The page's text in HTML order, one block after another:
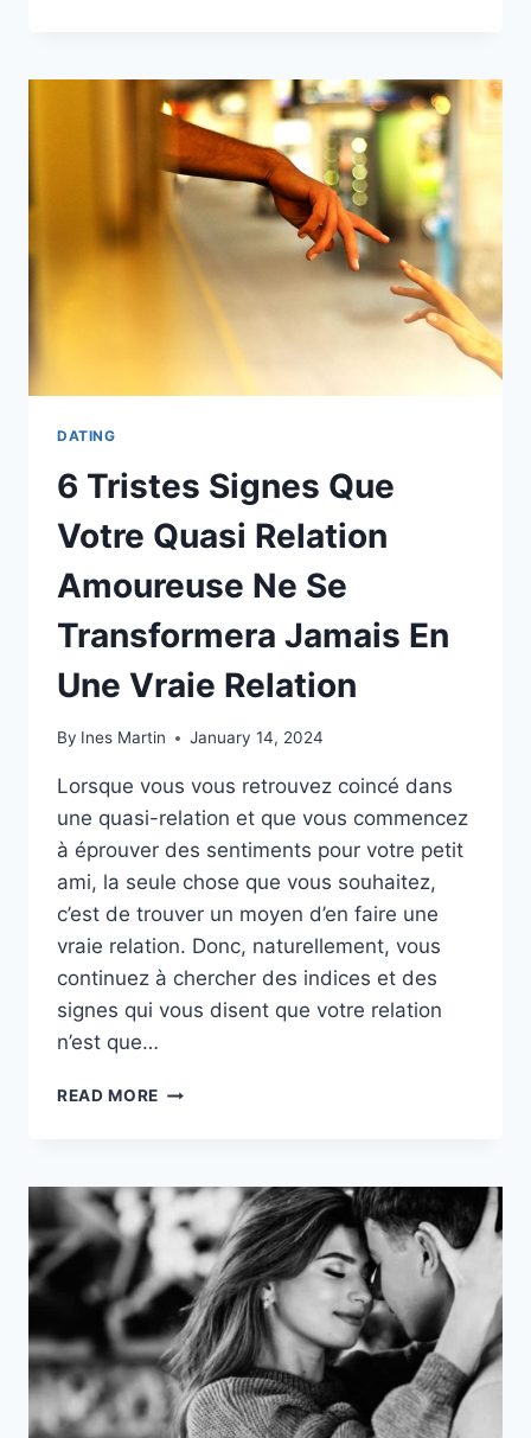
AMOUREUX
IL
FUIT
LA
FEMME
PLAÎT,
POURQUOI?
DATING
6 Tristes Signes Que
Votre Quasi Relation
Amoureuse Ne Se
Transformera Jamais En
Une Vraie Relation
By Ines Martin January 14, 2024
Lorsque vous vous retrouvez coincé dans
une quasi-relation et que vous commencez
à éprouver des sentiments pour votre petit
ami, la seule chose que vous souhaitez,
c’est de trouver un moyen d’en faire une
vraie relation. Donc, naturellement, vous
continuez à chercher des indices et des
signes qui vous disent que votre relation
n’est que…
READ MORE 6
VOTRE
QUASI
RELATION
AMOUREUSE
NE
SE
TRANSFORMERA
JAMAIS
EN
UNE